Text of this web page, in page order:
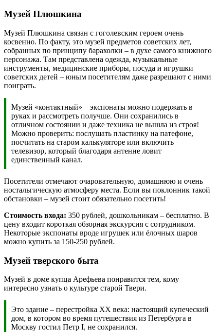
Музей Плюшкина
Музей Плюшкина связан с гоголевским героем очень
косвенно. По факту, это музей предметов советских лет,
собранных по принципу барахолки – в духе самого книжного
персонажа. Там представлена одежда, музыкальные
инструменты, медицинские приборы, посуда и игрушки
советских детей – юным посетителям даже разрешают с ними
поиграть.
Музей «контактный» – экспонаты можно подержать в
руках и рассмотреть получше. Они сохранились в
отличном состоянии и даже техника не вышла из строя!
Можно проверить: послушать пластинку на патефоне,
посчитать на старом калькуляторе или включить
телевизор, который благодаря антенне ловит
единственный канал.
Посетители отмечают очаровательную, домашнюю и очень
ностальгическую атмосферу места. Если вы поклонник такой
обстановки – музей стоит обязательно посетить!
Стоимость входа: 350 рублей, дошкольникам – бесплатно. В
цену входит короткая обзорная экскурсия с сотрудником.
Некоторые экспонаты вроде игрушек или ёлочных шаров
можно купить за 150-250 рублей.
Музей тверского быта
Музей в доме купца Арефьева понравится тем, кому
интересно узнать о культуре старой Твери.
Это здание – перестройка XX века: настоящий купеческий
дом, в котором во время путешествия из Петербурга в
Москву гостил Петр I, не сохранился.